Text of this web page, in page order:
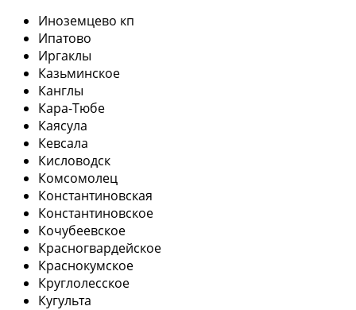
Иноземцево кп
Ипатово
Иргаклы
Казьминское
Канглы
Кара-Тюбе
Каясула
Кевсала
Кисловодск
Комсомолец
Константиновская
Константиновское
Кочубеевское
Красногвардейское
Краснокумское
Круглолесское
Кугульта